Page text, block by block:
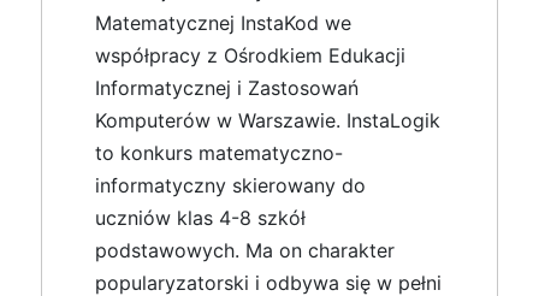
Matematycznej InstaKod we
współpracy z Ośrodkiem Edukacji
Informatycznej i Zastosowań
Komputerów w Warszawie. InstaLogik
to konkurs matematyczno-
informatyczny skierowany do
uczniów klas 4-8 szkół
podstawowych. Ma on charakter
popularyzatorski i odbywa się w pełni